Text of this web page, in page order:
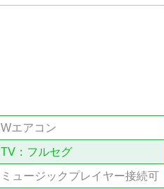
Wエアコン
TV：フルセグ
ミュージックプレイヤー接続可